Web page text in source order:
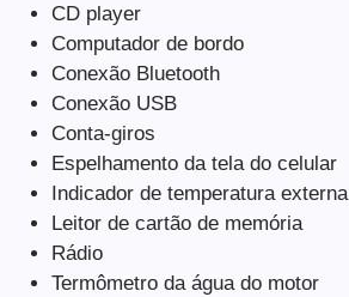
CD player
Computador de bordo
Conexão Bluetooth
Conexão USB
Conta-giros
Espelhamento da tela do celular
Indicador de temperatura externa
Leitor de cartão de memória
Rádio
Termômetro da água do motor